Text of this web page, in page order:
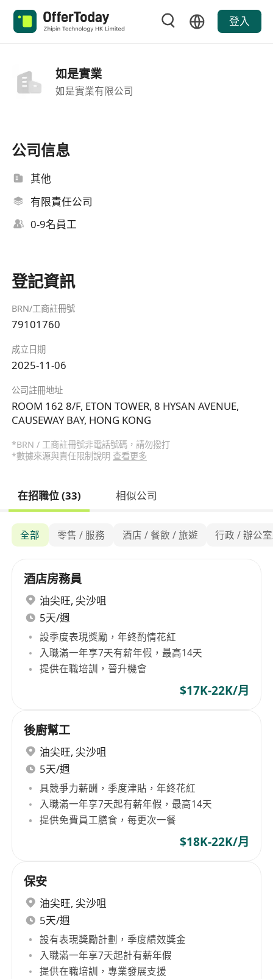
登入
如是實業
如是實業有限公司
公司信息
其他
有限責任公司
0-9名員工
登記資訊
BRN/工商註冊號
79101760
成立日期
2025-11-06
公司註冊地址
ROOM 162 8/F, ETON TOWER, 8 HYSAN AVENUE,
CAUSEWAY BAY, HONG KONG
*BRN / 工商註冊號非電話號碼，請勿撥打
*數據來源與責任限制說明 查看更多
在招職位 (33) 相似公司
全部 零售 / 服務 酒店 / 餐飲 / 旅遊 行政 / 辦公
酒店房務員
油尖旺, 尖沙咀
5天/週
設季度表現獎勵，年終酌情花紅
入職滿一年享7天有薪年假，最高14天
提供在職培訓，晉升機會
$17K-22K/月
後廚幫工
油尖旺, 尖沙咀
5天/週
具競爭力薪酬，季度津貼，年終花紅
入職滿一年享7天起有薪年假，最高14天
提供免費員工膳食，每更次一餐
$18K-22K/月
保安
油尖旺, 尖沙咀
5天/週
設有表現獎勵計劃，季度績效獎金
入職滿一年享7天起計有薪年假
提供在職培訓，專業發展支援